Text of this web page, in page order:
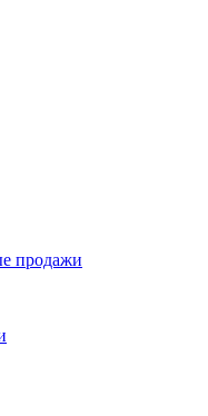
продажи